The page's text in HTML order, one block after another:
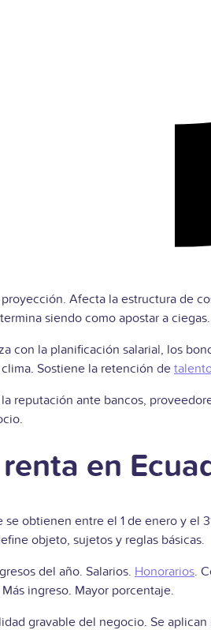
Afecta la estructura de
siendo como apostar a ciegas.
con la planificación salarial, los
Sostiene la retención de
reputación ante bancos,
en
obtienen entre el 1 de enero y el
objeto, sujetos y reglas básicas.
del año. Salarios. Honorarios.
ingreso. Mayor porcentaje.
gravable del negocio. Se